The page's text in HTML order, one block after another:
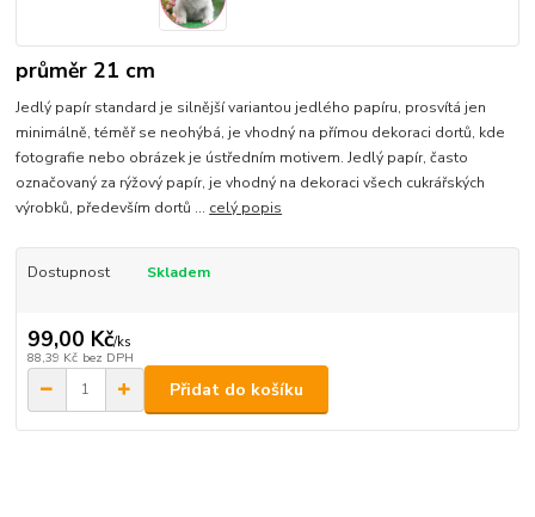
průměr 21 cm
Jedlý papír standard je silnější variantou jedlého papíru, prosvítá jen
minimálně, téměř se neohýbá, je vhodný na přímou dekoraci dortů, kde
fotografie nebo obrázek je ústředním motivem. Jedlý papír, často
označovaný za rýžový papír, je vhodný na dekoraci všech cukrářských
výrobků, především dortů ... celý popis
Dostupnost Skladem
99,00 Kč/ks
88,39 Kč bez DPH
Přidat do košíku